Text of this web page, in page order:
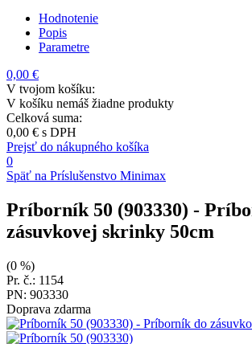
Hodnotenie
Popis
Parametre
0,00 €
V tvojom košíku:
V košíku nemáš žiadne produkty
Celková suma:
0,00 € s DPH
Prejsť do nákupného košíka
0
Späť na Príslušenstvo Minimax
Príborník 50 (903330) -
zásuvkovej skrinky 50cm
(0 %)
Pr. č.: 1154
PN: 903330
Doprava zdarma